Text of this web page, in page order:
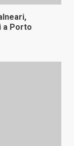
a Porto